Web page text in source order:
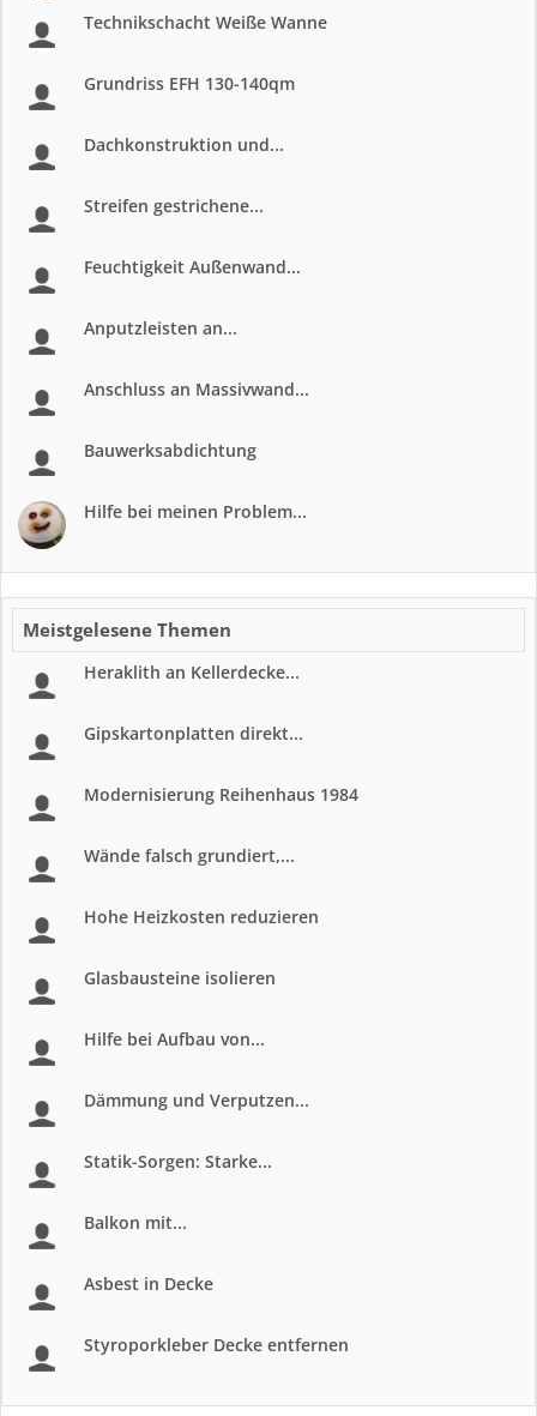
Technikschacht Weiße Wanne
Grundriss EFH 130-140qm
Dachkonstruktion und...
Streifen gestrichene...
Feuchtigkeit Außenwand...
Anputzleisten an...
Anschluss an Massivwand...
Bauwerksabdichtung
Hilfe bei meinen Problem...
Meistgelesene Themen
Heraklith an Kellerdecke...
Gipskartonplatten direkt...
Modernisierung Reihenhaus 1984
Wände falsch grundiert,...
Hohe Heizkosten reduzieren
Glasbausteine isolieren
Hilfe bei Aufbau von...
Dämmung und Verputzen...
Statik-Sorgen: Starke...
Balkon mit...
Asbest in Decke
Styroporkleber Decke entfernen